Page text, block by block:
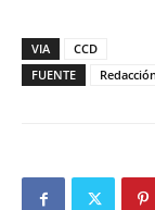
VIA
CCD
FUENTE